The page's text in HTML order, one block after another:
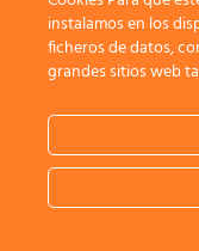
instalamos en los
ficheros de datos,
grandes sitios web